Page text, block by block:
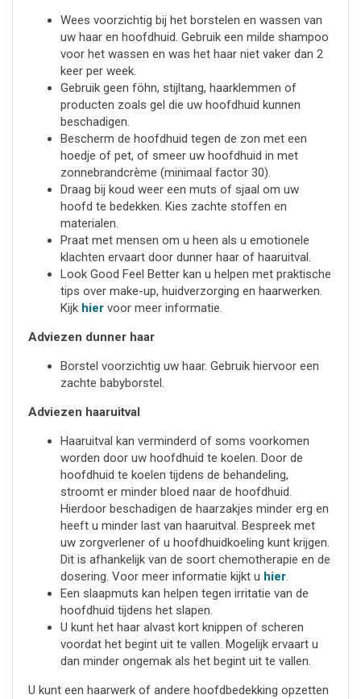
Wees voorzichtig bij het borstelen en wassen van
uw haar en hoofdhuid. Gebruik een milde shampoo
voor het wassen en was het haar niet vaker dan 2
keer per week.
Gebruik geen föhn, stijltang, haarklemmen of
producten zoals gel die uw hoofdhuid kunnen
beschadigen.
Bescherm de hoofdhuid tegen de zon met een
hoedje of pet, of smeer uw hoofdhuid in met
zonnebrandcrème (minimaal factor 30).
Draag bij koud weer een muts of sjaal om uw
hoofd te bedekken. Kies zachte stoffen en
materialen.
Praat met mensen om u heen als u emotionele
klachten ervaart door dunner haar of haaruitval.
Look Good Feel Better kan u helpen met praktische
tips over make-up, huidverzorging en haarwerken.
Kijk hiervoor meer informatie.
Adviezen dunner haar
Borstel voorzichtig uw haar. Gebruik hiervoor een
zachte babyborstel.
Adviezen haaruitval
Haaruitval kan verminderd of soms voorkomen
worden door uw hoofdhuid te koelen. Door de
hoofdhuid te koelen tijdens de behandeling,
stroomt er minder bloed naar de hoofdhuid.
Hierdoor beschadigen de haarzakjes minder erg en
heeft u minder last van haaruitval. Bespreek met
uw zorgverlener of u hoofdhuidkoeling kunt krijgen.
Dit is afhankelijk van de soort chemotherapie en de
dosering. Voor meer informatie kijkt u hier.
Een slaapmuts kan helpen tegen irritatie van de
hoofdhuid tijdens het slapen.
U kunt het haar alvast kort knippen of scheren
voordat het begint uit te vallen. Mogelijk ervaart u
dan minder ongemak als het begint uit te vallen.
U kunt een haarwerk of andere hoofdbedekking opzetten